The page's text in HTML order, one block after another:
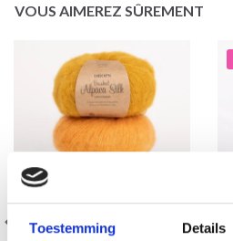
Toestemming Details
VOUS AIMEREZ SÛREMENT